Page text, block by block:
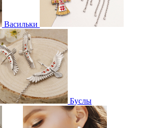
Васильки
Буслы